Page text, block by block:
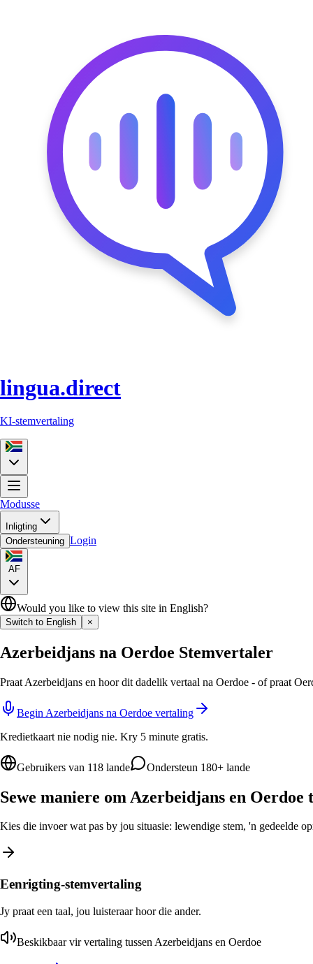
lingua.direct
KI-stemvertaling
Modusse
Inligting
Ondersteuning Login
AF
Would you like to view this site in English?
Switch to English ×
Azerbeidjans na Oerdoe Stemvertaler
Praat Azerbeidjans en hoor dit dadelik vertaal na Oerdoe - of praat
Begin Azerbeidjans na Oerdoe vertaling
Kredietkaart nie nodig nie. Kry 5 minute gratis.
Gebruikers van 118 lande Ondersteun 180+ lande
Sewe maniere om Azerbeidjans en Oerdoe
Kies die invoer wat pas by jou situasie: lewendige stem, 'n gedeelde
Eenrigting-stemvertaling
Jy praat een taal, jou luisteraar hoor die ander.
Beskikbaar vir vertaling tussen Azerbeidjans en Oerdoe